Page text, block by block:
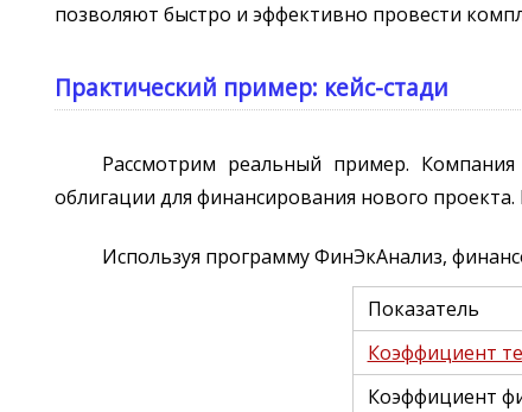
позволяют быстро и эффективно провести
Практический пример: кейс-стади
Рассмотрим реальный пример.
облигации для финансирования нового
Используя программу ФинЭкАнализ,
Показатель
Коэффициент
Коэффициент